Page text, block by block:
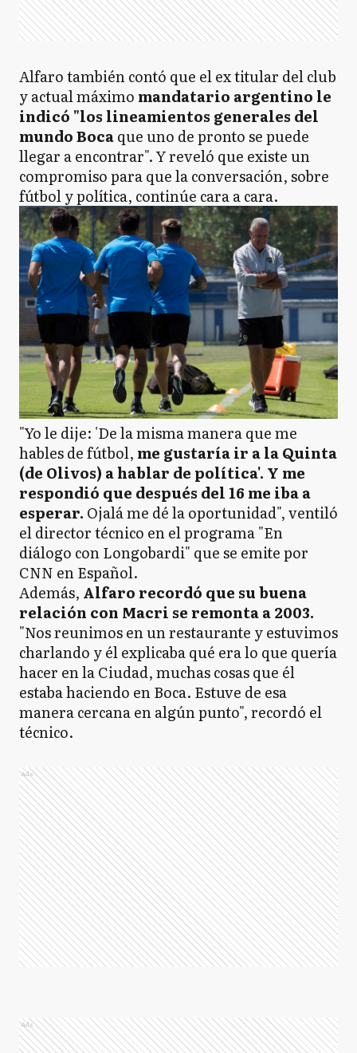
Alfaro también contó que el ex titular del club
y actual máximo mandatario argentino le
indicó "los lineamientos generales del
mundo Bocaque uno de pronto se puede
llegar a encontrar". Y reveló que existe un
compromiso para que la conversación, sobre
fútbol y política, continúe cara a cara.
"Yo le dije: 'De la misma manera que me
hables de fútbol, me gustaría ir a la Quinta
(de Olivos) a hablar de política'. Y me
respondió que después del 16 me iba a
esperar. Ojalá me dé la oportunidad", ventiló
el director técnico en el programa "En
diálogo con Longobardi" que se emite por
CNN en Español.
Además, Alfaro recordó que su buena
relación con Macri se remonta a 2003.
"Nos reunimos en un restaurante y estuvimos
charlando y él explicaba qué era lo que quería
hacer en la Ciudad, muchas cosas que él
estaba haciendo en Boca. Estuve de esa
manera cercana en algún punto", recordó el
técnico.
Ads
Ads